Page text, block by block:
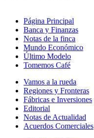
Página Principal
Banca y Finanzas
Notas de la finca
Mundo Económico
Último Modelo
Tomemos Café
Vamos a la rueda
Regiones y Fronteras
Fábricas e Inversiones
Editorial
Notas de Actualidad
Acuerdos Comerciales